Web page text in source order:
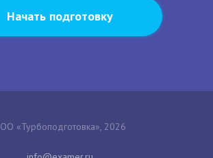
Начать подготовку
«Турбоподготовка», 2026